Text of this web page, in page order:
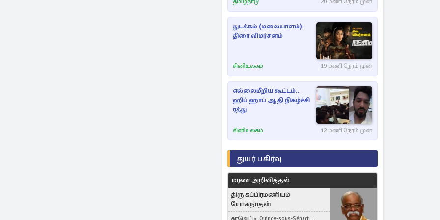
தமிழ்நாடு 20 மணி நேரம் முன்
துடக்கம் (மலையாளம்):
திரை விமர்சனம்
சினிஉலகம் 19 மணி நேரம் முன்
எல்லைமீறிய கூட்டம்..
ஹிப் ஹாப் ஆதி நிகழ்ச்சி
ரத்து
சினிஉலகம் 12 மணி நேரம் முன்
துயர் பகிர்வு
மரண அறிவித்தல்
திரு சுப்பிரமணியம்
யோகநாதன்
கரவெட்டி, Quincy-sous-Sénart,